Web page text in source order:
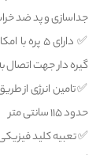
جداسازی و پد ضد
✅️ دارای
گیره دار جهت اتصال
✅️ تامین انرژی از
حدود 115 سانتی متر
✅️ تعبیه کلید